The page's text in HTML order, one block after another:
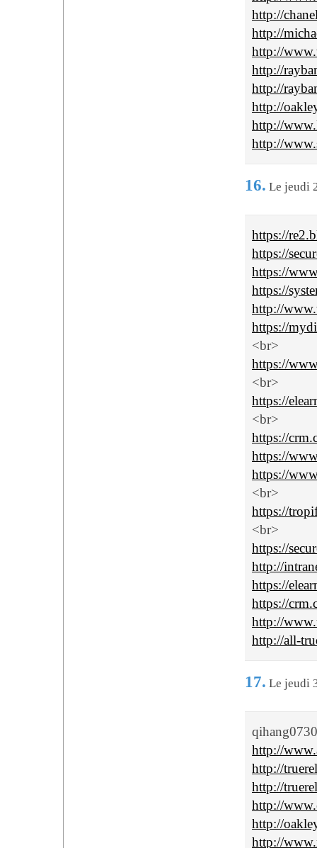
http://
http://
http://
http://
http://
http://
http://
http://
16. Le jeudi
https://
https://
https://
https://
http://
https://
<br>
https://
<br>
https://
<br>
https://
https://
https://
<br>
https://
<br>
https://
http://
https://
https://
http://
http://all-
17. Le jeudi
qihang0730
http://
http://
http://
http://
http://
http://